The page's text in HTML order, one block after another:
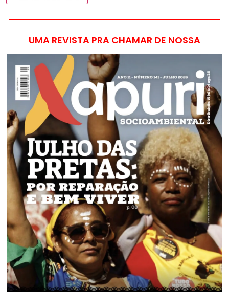
UMA REVISTA PRA CHAMAR DE NOSSA